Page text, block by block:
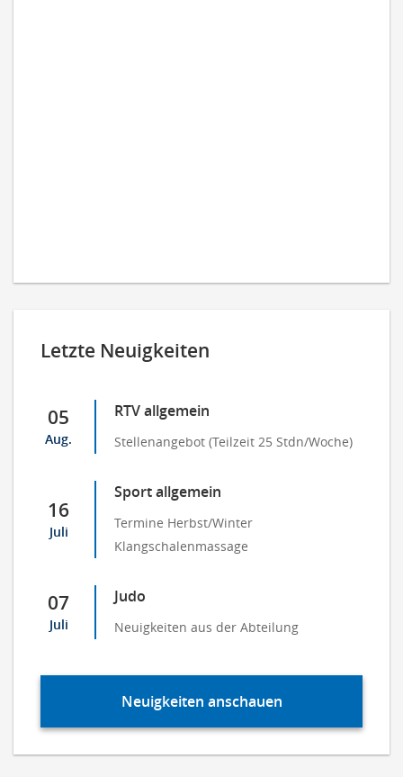
Letzte Neuigkeiten
05
Aug.
RTV allgemein
Stellenangebot (Teilzeit 25 Stdn/Woche)
16
Juli
Sport allgemein
Termine Herbst/Winter
Klangschalenmassage
07
Juli
Judo
Neuigkeiten aus der Abteilung
Neuigkeiten anschauen